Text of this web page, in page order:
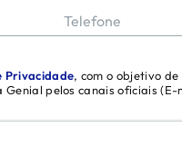
Telefone
Privacidade, com o objetivo
pelos canais oficiais